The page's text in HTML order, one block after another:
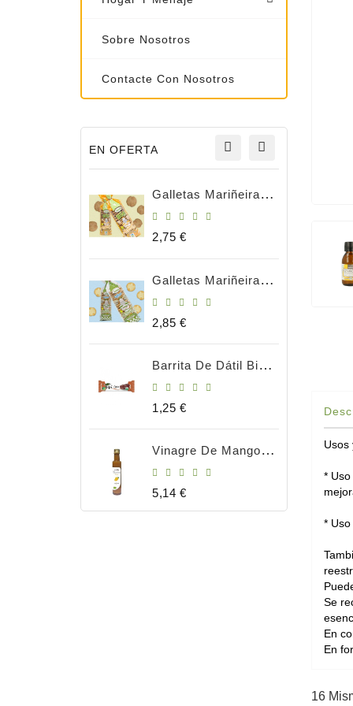
Sobre Nosotros
Contacte Con Nosotros
EN OFERTA
Galletas Mariñeiras Integrales 180g BIO
Precio
2,75 €
Galletas Mariñeiras Natural Bio 180gr
Precio
2,85 €
Barrita De Dátil Bio 35gr
Precio
1,25 €
Vinagre De Mango Bio 250ml
Precio
5,14 €
Usos
*
*
Se
En
En
16